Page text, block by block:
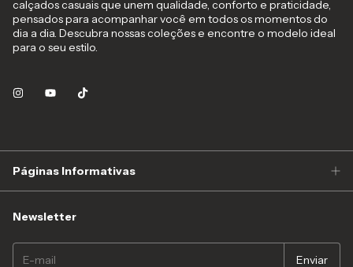
calçados casuais que unem qualidade, conforto e praticidade,
pensados para acompanhar você em todos os momentos do
dia a dia. Descubra nossas coleções e encontre o modelo ideal
para o seu estilo.
Páginas Informativas
Newsletter